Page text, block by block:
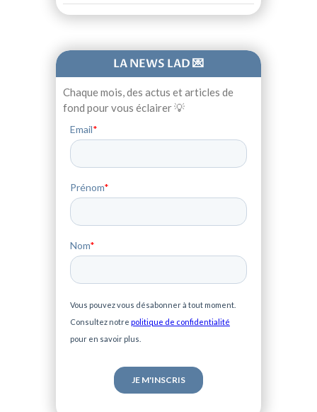
LA NEWS LAD 💌
Chaque mois, des actus et articles de
fond pour vous éclairer 💡
Email*
Prénom*
Nom*
Vous pouvez vous désabonner à tout moment.
Consultez notre politique de confidentialité
pour en savoir plus.